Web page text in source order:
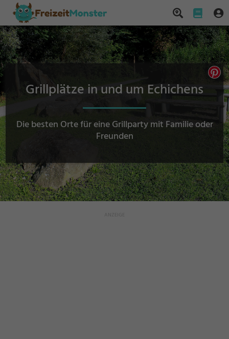
Grillplätze in und um Echichens
Die besten Orte für eine Grillparty mit Familie oder
Freunden